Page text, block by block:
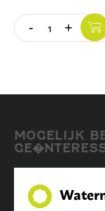
Quantity
- +
MOGELIJK